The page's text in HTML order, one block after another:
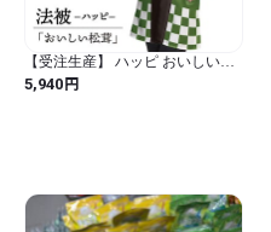
【受注生産】 ハッピ おいしい松
茸 F
5,940円